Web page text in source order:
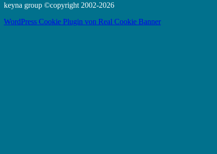
keyna group ©copyright 2002-2026
WordPress Cookie Plugin von Real Cookie Banner